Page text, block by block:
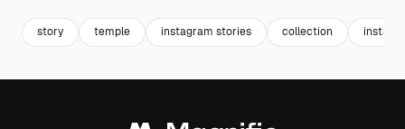
story temple instagram stories collection